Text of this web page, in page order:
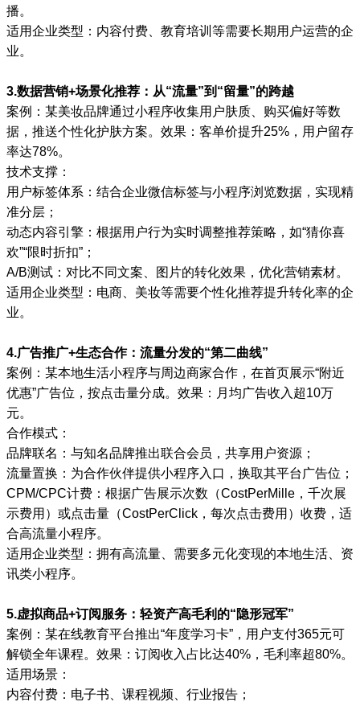
播。
适用企业类型：内容付费、教育培训等需要长期用户运营的企
业。
3.数据营销+场景化推荐：从“流量”到“留量”的跨越
案例：某美妆品牌通过小程序收集用户肤质、购买偏好等数
据，推送个性化护肤方案。效果：客单价提升25%，用户留存
率达78%。
技术支撑：
用户标签体系：结合企业微信标签与小程序浏览数据，实现精
准分层；
动态内容引擎：根据用户行为实时调整推荐策略，如“猜你喜
欢”“限时折扣”；
A/B测试：对比不同文案、图片的转化效果，优化营销素材。
适用企业类型：电商、美妆等需要个性化推荐提升转化率的企
业。
4.广告推广+生态合作：流量分发的“第二曲线”
案例：某本地生活小程序与周边商家合作，在首页展示“附近
优惠”广告位，按点击量分成。效果：月均广告收入超10万
元。
合作模式：
品牌联名：与知名品牌推出联合会员，共享用户资源；
流量置换：为合作伙伴提供小程序入口，换取其平台广告位；
CPM/CPC计费：根据广告展示次数（CostPerMille，千次展
示费用）或点击量（CostPerClick，每次点击费用）收费，适
合高流量小程序。
适用企业类型：拥有高流量、需要多元化变现的本地生活、资
讯类小程序。
5.虚拟商品+订阅服务：轻资产高毛利的“隐形冠军”
案例：某在线教育平台推出“年度学习卡”，用户支付365元可
解锁全年课程。效果：订阅收入占比达40%，毛利率超80%。
适用场景：
内容付费：电子书、课程视频、行业报告；